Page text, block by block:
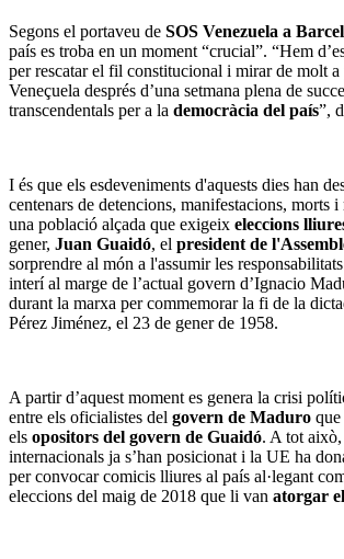
Segons el portaveu de SOS Venezuela a
país es troba en un moment “crucial”. “Hem
per rescatar el fil constitucional i mirar de molt a
Veneçuela després d’una setmana plena de
transcendentals per a la democràcia del país”,
I és que els esdeveniments d'aquests dies han
centenars de detencions, manifestacions, morts i
una població alçada que exigeix eleccions
gener, Juan Guaidó, el president de
sorprendre al món a l'assumir les
interí al marge de l’actual govern d’Ignacio
durant la marxa per commemorar la fi de la
Pérez Jiménez, el 23 de gener de 1958.
A partir d’aquest moment es genera la crisi
entre els oficialistes del govern de Maduro que
els opositors del govern de Guaidó. A tot
internacionals ja s’han posicionat i la UE ha
per convocar comicis lliures al país al·legant
eleccions del maig de 2018 que li van atorgar